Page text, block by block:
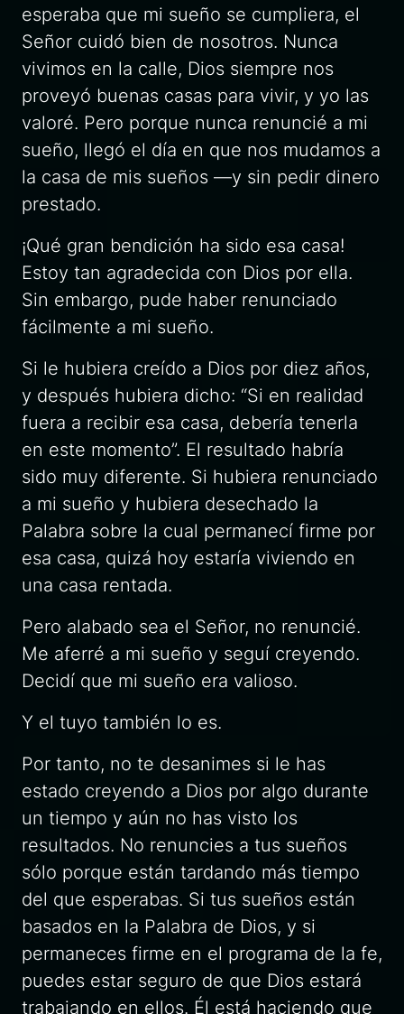
esperaba que mi sueño se cumpliera, el
Señor cuidó bien de nosotros. Nunca
vivimos en la calle, Dios siempre nos
proveyó buenas casas para vivir, y yo las
valoré. Pero porque nunca renuncié a mi
sueño, llegó el día en que nos mudamos a
la casa de mis sueños —y sin pedir dinero
prestado.
¡Qué gran bendición ha sido esa casa!
Estoy tan agradecida con Dios por ella.
Sin embargo, pude haber renunciado
fácilmente a mi sueño.
Si le hubiera creído a Dios por diez años,
y después hubiera dicho: “Si en realidad
fuera a recibir esa casa, debería tenerla
en este momento”. El resultado habría
sido muy diferente. Si hubiera renunciado
a mi sueño y hubiera desechado la
Palabra sobre la cual permanecí firme por
esa casa, quizá hoy estaría viviendo en
una casa rentada.
Pero alabado sea el Señor, no renuncié.
Me aferré a mi sueño y seguí creyendo.
Decidí que mi sueño era valioso.
Y el tuyo también lo es.
Por tanto, no te desanimes si le has
estado creyendo a Dios por algo durante
un tiempo y aún no has visto los
resultados. No renuncies a tus sueños
sólo porque están tardando más tiempo
del que esperabas. Si tus sueños están
basados en la Palabra de Dios, y si
permaneces firme en el programa de la fe,
puedes estar seguro de que Dios estará
trabajando en ellos. Él está haciendo que